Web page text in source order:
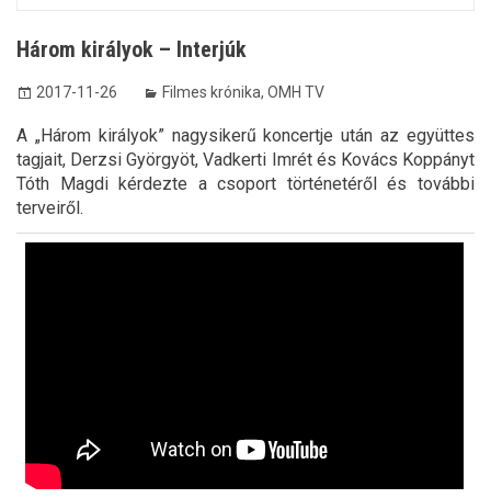
Három királyok – Interjúk
2017-11-26 Filmes krónika, OMH TV
A „Három királyok” nagysikerű koncertje után az együttes
tagjait, Derzsi Györgyöt, Vadkerti Imrét és Kovács Koppányt
Tóth Magdi kérdezte a csoport történetéről és további
terveiről.